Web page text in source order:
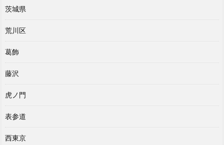
茨城県
荒川区
葛飾
藤沢
虎ノ門
表参道
西東京